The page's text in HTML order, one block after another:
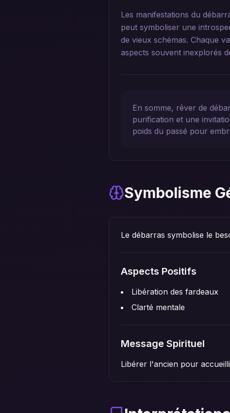
Les manifestations du
peut symboliser une
de vieux schémas. Chaque
aspects souvent inexplorés
En somme, rêver de
purification et une
poids du passé pour
Symbolisme
Le débarras symbolise le
Aspects Positifs
Libération des fardeaux
Clarté mentale
Message Spirituel
Libérer l'ancien pour